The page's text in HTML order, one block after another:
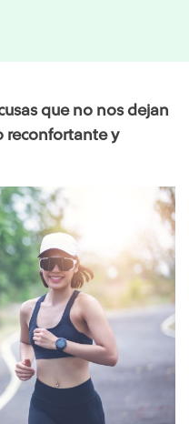
‌que‌ ‌no‌ ‌nos‌ ‌dejan‌
reconfortante‌ ‌y